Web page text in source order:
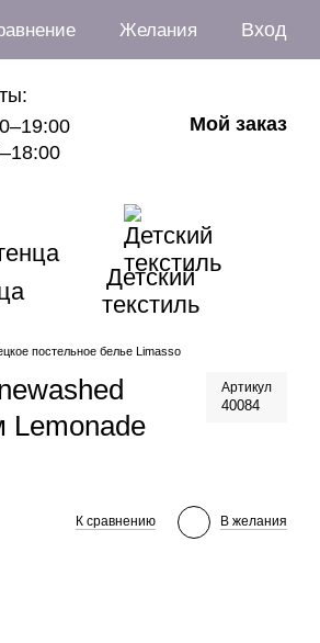
Желания Вход
Мой заказ
Детский
текстиль
постельное белье Limasso
Lemonade
Артикул
40084
К сравнению В желания